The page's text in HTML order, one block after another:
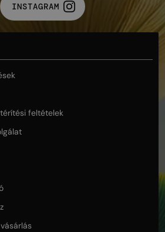
INSTAGRAM
feltételek